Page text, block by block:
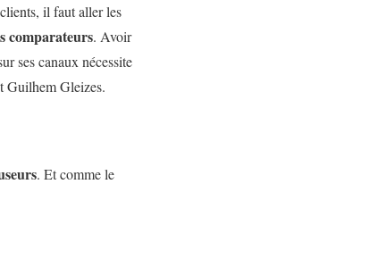
il faut aller les
comparateurs. Avoir
ses canaux nécessite
Guilhem Gleizes.
. Et comme le